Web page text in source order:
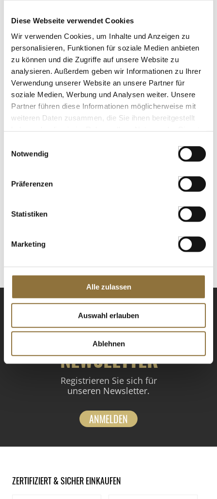
Diese Webseite verwendet Cookies
Wir verwenden Cookies, um Inhalte und Anzeigen zu
personalisieren, Funktionen für soziale Medien anbieten
zu können und die Zugriffe auf unsere Website zu
analysieren. Außerdem geben wir Informationen zu Ihrer
Verwendung unserer Website an unsere Partner für
soziale Medien, Werbung und Analysen weiter. Unsere
Partner führen diese Informationen möglicherweise mit
weiteren Daten zusammen, die Sie ihnen bereitgestellt
Notwendig
Präferenzen
Statistiken
Marketing
Alle zulassen
Auswahl erlauben
Ablehnen
LEBENSMITTELKENNZEICHNUNGEN
AIYA Matcha Izumi, grüner Tee in
Art.Nr.:62391
€ 30,60
€ 1020,00/ kg
St.
Premium Zeremonie-Qualität, BIO, 30 g
NEWSLETTER
Registrieren Sie sich für
unseren Newsletter.
ANMELDEN
ZERTIFIZIERT & SICHER EINKAUFEN